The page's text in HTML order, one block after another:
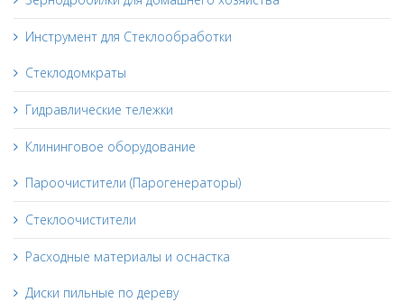
Инструмент для Стеклообработки
Стеклодомкраты
Гидравлические тележки
Клининговое оборудование
Пароочистители (Парогенераторы)
Стеклоочистители
Расходные материалы и оснастка
Диски пильные по дереву